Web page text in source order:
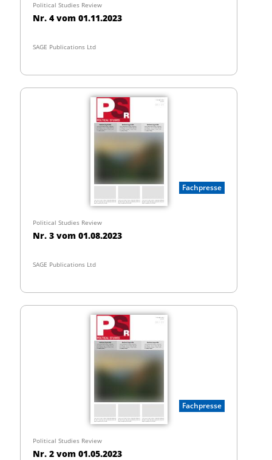
Political Studies Review
Nr. 4 vom 01.11.2023
SAGE Publications Ltd
Fachpresse
Political Studies Review
Nr. 3 vom 01.08.2023
SAGE Publications Ltd
Fachpresse
Political Studies Review
Nr. 2 vom 01.05.2023